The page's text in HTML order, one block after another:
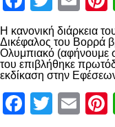
Η κανονική διάρκεια
Δικέφαλος του Βορρά
Ολυμπιακό (αφήνουμε
του επιβλήθηκε
εκδίκαση στην